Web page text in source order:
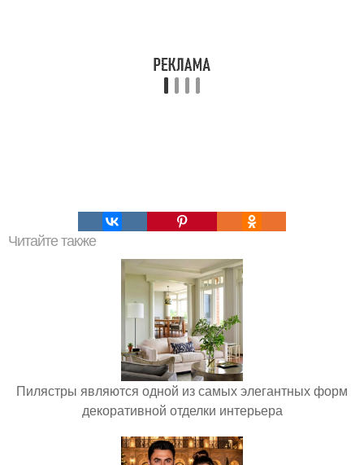
Читайте также
Пилястры являются одной из самых элегантных форм
декоративной отделки интерьера